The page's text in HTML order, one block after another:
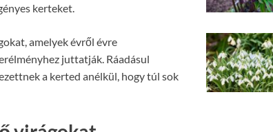
kerteket.
amelyek évről évre
juttatják. Ráadásul
a kerted anélkül, hogy túl sok